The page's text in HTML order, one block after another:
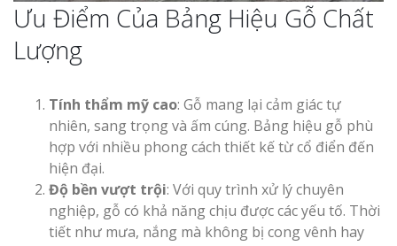
Ưu Điểm Của Bảng Hiệu Gỗ Chất
Lượng
Tính thẩm mỹ cao: Gỗ mang lại cảm giác tự
nhiên, sang trọng và ấm cúng. Bảng hiệu gỗ phù
hợp với nhiều phong cách thiết kế từ cổ điển đến
hiện đại.
Độ bền vượt trội: Với quy trình xử lý chuyên
nghiệp, gỗ có khả năng chịu được các yếu tố. Thời
tiết như mưa, nắng mà không bị cong vênh hay
Thi Công
Nghệ An Nâng Tầm
Hiệu
Làm Biển
Rẻ Tại Vinh Giải Pháp